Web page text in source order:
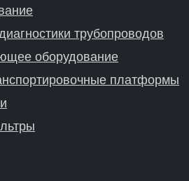
трубопроводов
оборудование
платформы